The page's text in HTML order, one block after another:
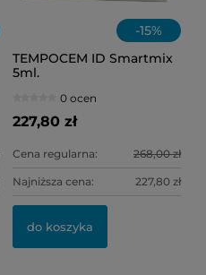
-15%
TEMPOCEM ID Smartmix
5ml.
0 ocen
227,80 zł
Cena regularna: 268,00 zł
Najniższa cena: 227,80 zł
do koszyka